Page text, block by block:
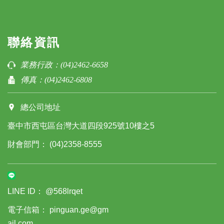
聯絡資訊
業務行政： (04)2462-6658
傳真： (04)2462-6808
總公司地址
臺中市西屯區台灣大道四段925號10樓之5
財會部門： (04)2358-8555
LINE ID： @568lrqet
電子信箱： pinguan.ge@gm